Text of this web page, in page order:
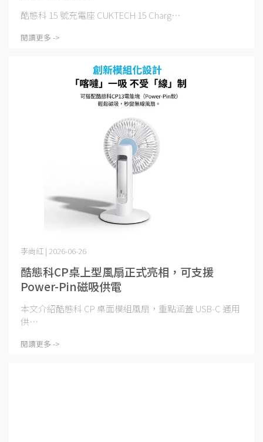
酷態科 15 號充電座 CUKTECH 15 Charg⋯
閱讀更多 ->
酷態科CP桌上型風扇正式亮相，可支援
Power-Pin磁吸供電
李尚紅 | 2026-06-26
本文介紹酷態科 CP 桌面模組風扇，重點涵蓋 USB‑C 通用
供⋯
閱讀更多 ->